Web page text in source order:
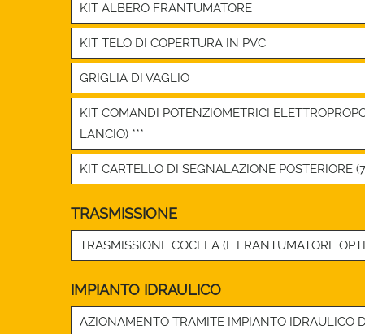
KIT ALBERO FRANTUMATORE
KIT TELO DI COPERTURA IN PVC
GRIGLIA DI VAGLIO
KIT COMANDI POTENZIOMETRICI
LANCIO) ***
KIT CARTELLO DI SEGNALAZIONE POSTERIORE
TRASMISSIONE
TRASMISSIONE COCLEA (E FRANTUMATORE
IMPIANTO IDRAULICO
AZIONAMENTO TRAMITE IMPIANTO IDRAULICO